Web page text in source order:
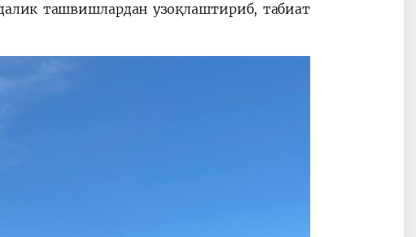
ташвишлардан узоқлаштириб, табиат